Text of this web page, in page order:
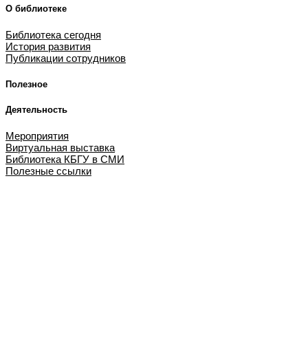
О библиотеке
Библиотека сегодня
История развития
Публикации сотрудников
Полезное
Деятельность
Мероприятия
Виртуальная выставка
Библиотека КБГУ в СМИ
Полезные ссылки